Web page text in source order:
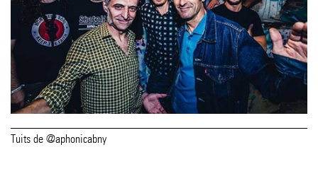
Tuits de @aphonicabny